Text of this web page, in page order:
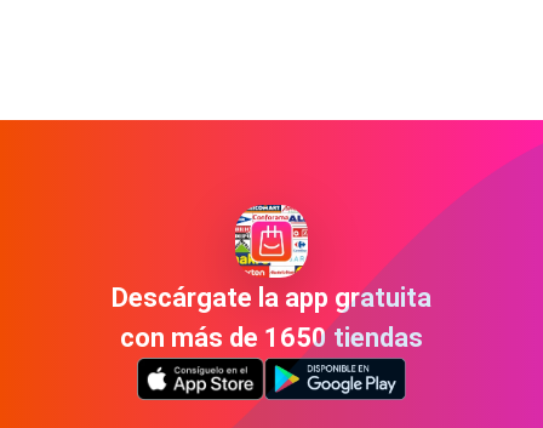
Descárgate la app gratuita
con más de 1650 tiendas